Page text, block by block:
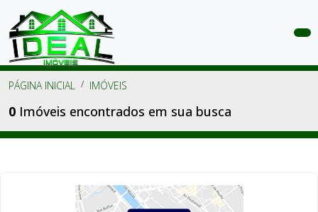
COMPRAR
ALUGAR
LANÇAMENTOS
IMÓVEL
PÁGINA INICIAL IMÓVEIS
0 Imóveis encontrados em sua busca